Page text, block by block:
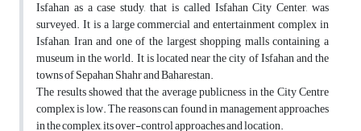
Isfahan as a case study, that is called Isfahan City Center, was
surveyed. It is a large commercial and entertainment complex in
Isfahan, Iran and one of the largest shopping malls containing a
museum in the world. It is located near the city of Isfahan and the
towns of Sepahan Shahr and Baharestan.
The results showed that the average publicness in the City Centre
complex is low. The reasons can found in management approaches
in the complex, its over-control approaches and location.